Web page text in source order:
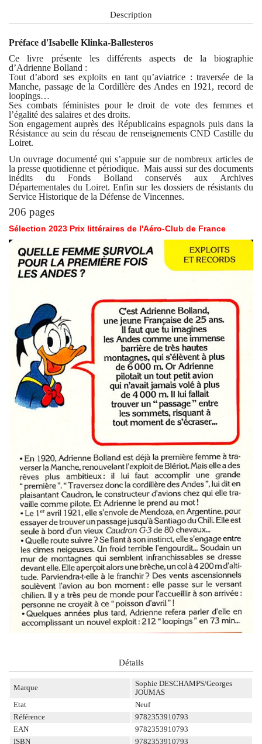
Description
Préface d'Isabelle Klinka-Ballesteros
Ce livre présente les différents aspects de la biographie
d’Adrienne Bolland :
Tout d’abord ses exploits en tant qu’aviatrice : traversée de la
Manche, passage de la Cordillère des Andes en 1921, record de
loopings…
Ses combats féministes pour le droit de vote des femmes et
l’égalité des salaires et des droits.
Son engagement auprès des Républicains espagnols puis dans la
Résistance au sein du réseau de renseignements CND Castille du
Loiret.
Un ouvrage documenté qui s’appuie sur de nombreux articles de
la presse quotidienne et périodique. Mais aussi sur des documents
inédits du Fonds Bolland conservés aux Archives
Départementales du Loiret. Enfin sur les dossiers de résistants du
Service Historique de la Défense de Vincennes.
206 pages
Sélection 2023 Prix littéraires de l'Aéro-Club de France
Détails
Marque
Sophie DESCHAMPS/Georges
JOUMAS
Etat
Neuf
Référence
9782353910793
EAN
9782353910793
ISBN
9782353910793